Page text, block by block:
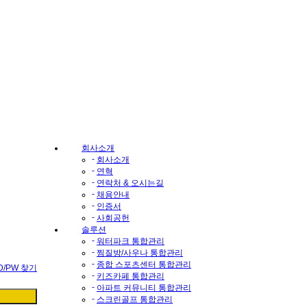
회사소개
- 회사소개
- 연혁
- 연락처 & 오시는길
- 채용안내
- 인증서
- 사회공헌
솔루션
- 워터파크 통합관리
- 찜질방/사우나 통합관리
- 종합 스포츠센터 통합관리
- 키즈카페 통합관리
- 아파트 커뮤니티 통합관리
- 스크린골프 통합관리
PW 찾기